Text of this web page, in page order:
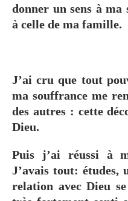
donner un sens à ma
à celle de ma famille.
J’ai cru que tout
ma souffrance me
des autres : cette
Dieu.
Puis j’ai réussi à
J’avais tout: études,
relation avec Dieu